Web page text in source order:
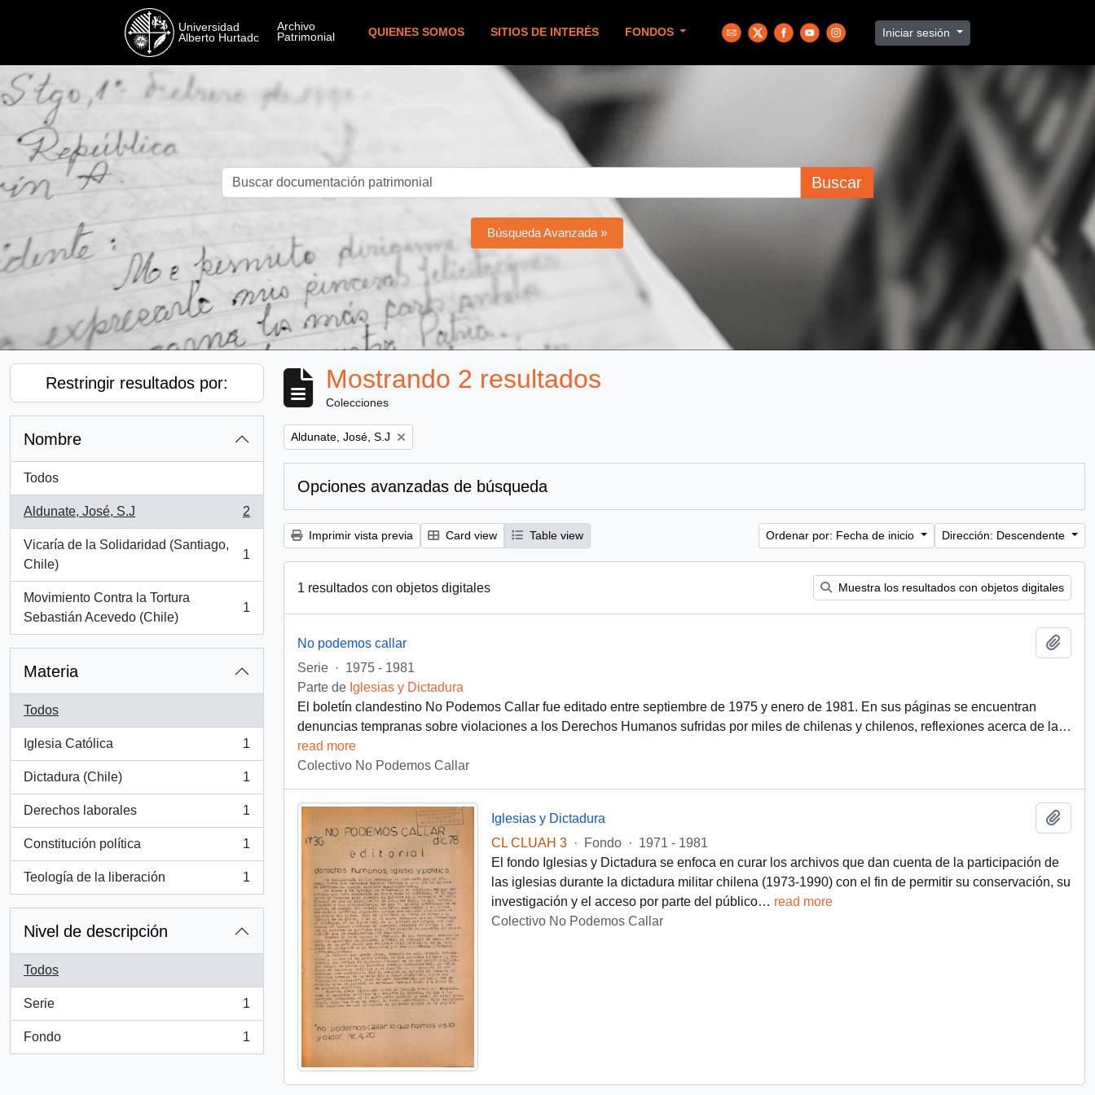
QUIENES SOMOS SITIOS DE INTERÉS FONDOS Iniciar sesión
Buscar
Búsqueda Avanzada »
Restringir resultados por:
Nombre
Todos
Aldunate, José, S.J
, 2 resultados
2
Vicaría de la Solidaridad (Santiago,
Chile)
, 1 resultados
1
Movimiento Contra la Tortura
Sebastián Acevedo (Chile)
, 1 resultados
1
Materia
Todos
Iglesia Católica
, 1 resultados
1
Dictadura (Chile)
, 1 resultados
1
Derechos laborales
, 1 resultados
1
Constitución política
, 1 resultados
1
Teología de la liberación
, 1 resultados
1
Nivel de descripción
Todos
Serie
, 1 resultados
1
Fondo
, 1 resultados
1
Mostrando 2 resultados
Colecciones
Remove filter:
Aldunate, José, S.J
Opciones avanzadas de búsqueda
Imprimir vista previa Card view Table view Ordenar por: Fecha de inicio Dirección: Descendente
1 resultados con objetos digitales Muestra los resultados con objetos digitales
No podemos callar
Serie · 1975 - 1981
Parte de Iglesias y Dictadura
El boletín clandestino No Podemos Callar fue editado entre septiembre de 1975 y enero de 1981. En sus páginas se encuentran
denuncias tempranas sobre violaciones a los Derechos Humanos sufridas por miles de chilenas y chilenos, reflexiones acerca de la…
read more
Colectivo No Podemos Callar
Iglesias y Dictadura
CL CLUAH 3
· Fondo · 1971 - 1981
El fondo Iglesias y Dictadura se enfoca en curar los archivos que dan cuenta de la participación de
las iglesias durante la dictadura militar chilena (1973-1990) con el fin de permitir su conservación, su
investigación y el acceso por parte del público… read more
Colectivo No Podemos Callar